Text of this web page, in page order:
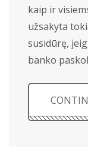
kaip ir
užsakyta
susidūrę,
banko